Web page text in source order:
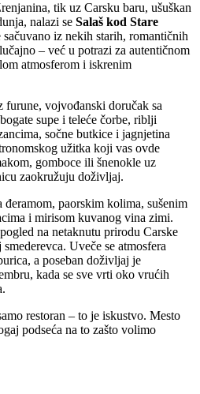
tik uz Carsku baru, ušuškan
nalazi se Salaš kod Stare
iz nekih starih, romantičnih
– već u potrazi za autentičnom
atmosferom i iskrenim
vojvođanski doručak sa
supe i teleće čorbe, riblji
sočne butkice i jagnjetina
užitka koji vas ovde
gomboce ili šnenokle uz
zaokružuju doživljaj.
đeramom, paorskim kolima, sušenim
i mirisom kuvanog vina zimi.
na netaknutu prirodu Carske
Uveče se atmosfera
a poseban doživljaj je
kada se sve vrti oko vrućih
restoran – to je iskustvo. Mesto
podseća na to zašto volimo